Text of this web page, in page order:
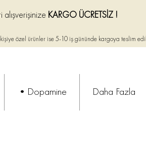
özel ürünler ise 5-10 iş gününde kargoya teslim
alışverişinize KARGO ÜCRETSİZ !
•Dopamine Daha Fazla